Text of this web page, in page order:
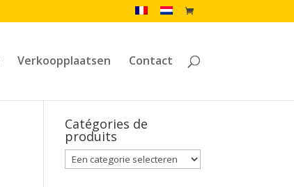
Verkoopplaatsen Contact
Catégories de
produits